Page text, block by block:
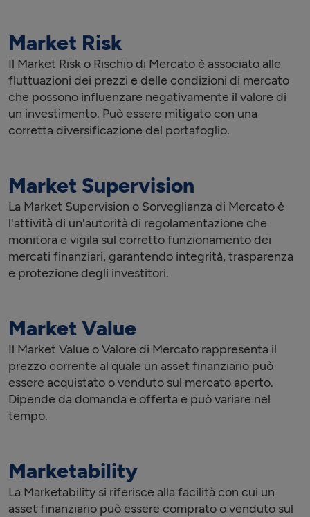
Market Risk
Il Market Risk o Rischio di Mercato è associato alle
fluttuazioni dei prezzi e delle condizioni di mercato
che possono influenzare negativamente il valore di
un investimento. Può essere mitigato con una
corretta diversificazione del portafoglio.
Market Supervision
La Market Supervision o Sorveglianza di Mercato è
l'attività di un'autorità di regolamentazione che
monitora e vigila sul corretto funzionamento dei
mercati finanziari, garantendo integrità, trasparenza
e protezione degli investitori.
Market Value
Il Market Value o Valore di Mercato rappresenta il
prezzo corrente al quale un asset finanziario può
essere acquistato o venduto sul mercato aperto.
Dipende da domanda e offerta e può variare nel
tempo.
Marketability
La Marketability si riferisce alla facilità con cui un
asset finanziario può essere comprato o venduto sul